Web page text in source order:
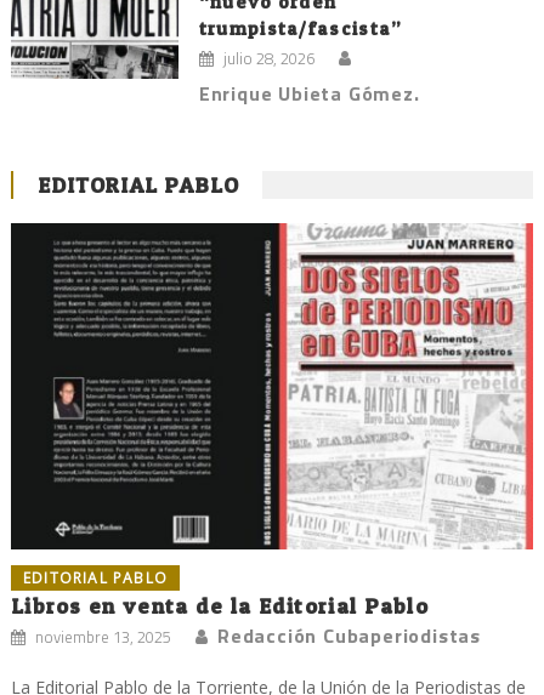
trumpista/fascista”
julio 28, 2026
Enrique Ubieta Gómez.
EDITORIAL PABLO
EDITORIAL PABLO
Libros en venta de la Editorial Pablo
noviembre 13, 2025 Redacción Cubaperiodistas
La Editorial Pablo de la Torriente, de la Unión de la Periodistas de